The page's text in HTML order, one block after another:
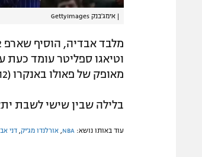
| אימג'בנק GettyImages
מאופק של פאולו באנקרו (12 נקודות), המג'יק עלו ל-13:17.
בלילה שבין שישי לשבת
עוד באותו נושא: NBA אורלנדו מג'יק דני